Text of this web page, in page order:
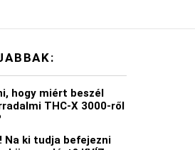
hogy miért beszél
THC-X 3000-ről
Na ki tudja befejezni